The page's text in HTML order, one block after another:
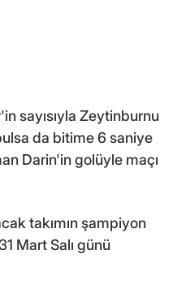
sayısıyla Zeytinburnu
da bitime 6 saniye
Darin'in golüyle maçı
takımın şampiyon
Mart Salı günü